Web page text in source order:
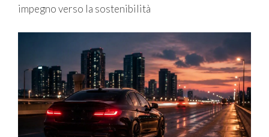
impegno verso la sostenibilità